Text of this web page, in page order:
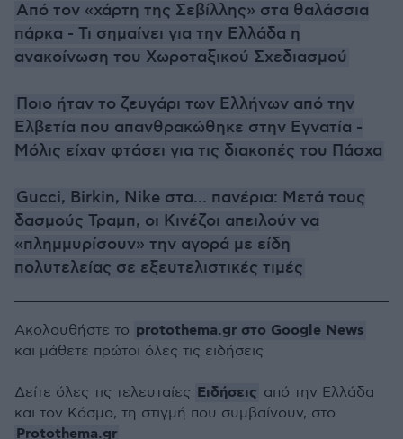
Από τον «χάρτη της Σεβίλλης» στα θαλάσσια
πάρκα - Τι σημαίνει για την Ελλάδα η
ανακοίνωση του Χωροταξικού Σχεδιασμού
Ποιο ήταν το ζευγάρι των Ελλήνων από την
Ελβετία που απανθρακώθηκε στην Εγνατία -
Μόλις είχαν φτάσει για τις διακοπές του Πάσχα
Gucci, Birkin, Nike στα... πανέρια: Μετά τους
δασμούς Τραμπ, οι Κινέζοι απειλούν να
«πλημμυρίσουν» την αγορά με είδη
πολυτελείας σε εξευτελιστικές τιμές
Ακολουθήστε το protothema.gr στο Google News
και μάθετε πρώτοι όλες τις ειδήσεις
Δείτε όλες τις τελευταίες Ειδήσεις από την Ελλάδα
και τον Κόσμο, τη στιγμή που συμβαίνουν, στο
Protothema.gr